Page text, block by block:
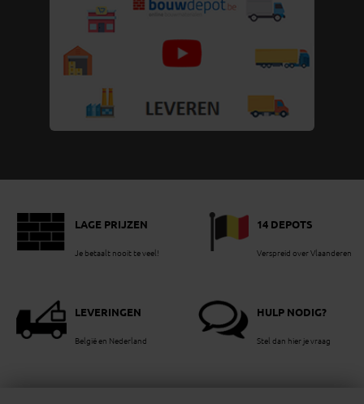
LAGE PRIJZEN
Je betaalt nooit te veel!
14 DEPOTS
Verspreid over Vlaanderen
LEVERINGEN
België en Nederland
HULP NODIG?
Stel dan hier je vraag